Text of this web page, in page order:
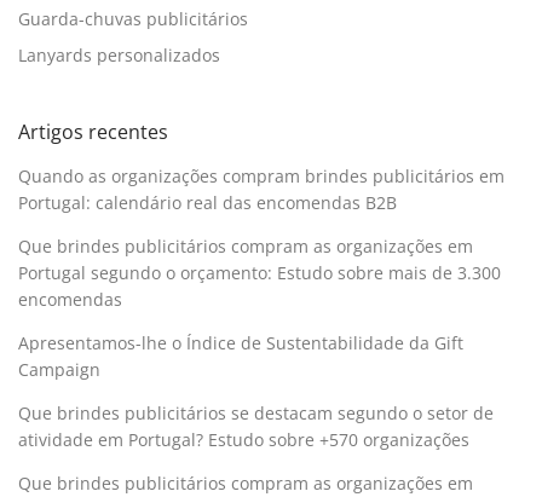
Guarda-chuvas publicitários
Lanyards personalizados
Artigos recentes
Quando as organizações compram brindes publicitários em
Portugal: calendário real das encomendas B2B
Que brindes publicitários compram as organizações em
Portugal segundo o orçamento: Estudo sobre mais de 3.300
encomendas
Apresentamos-lhe o Índice de Sustentabilidade da Gift
Campaign
Que brindes publicitários se destacam segundo o setor de
atividade em Portugal? Estudo sobre +570 organizações
Que brindes publicitários compram as organizações em